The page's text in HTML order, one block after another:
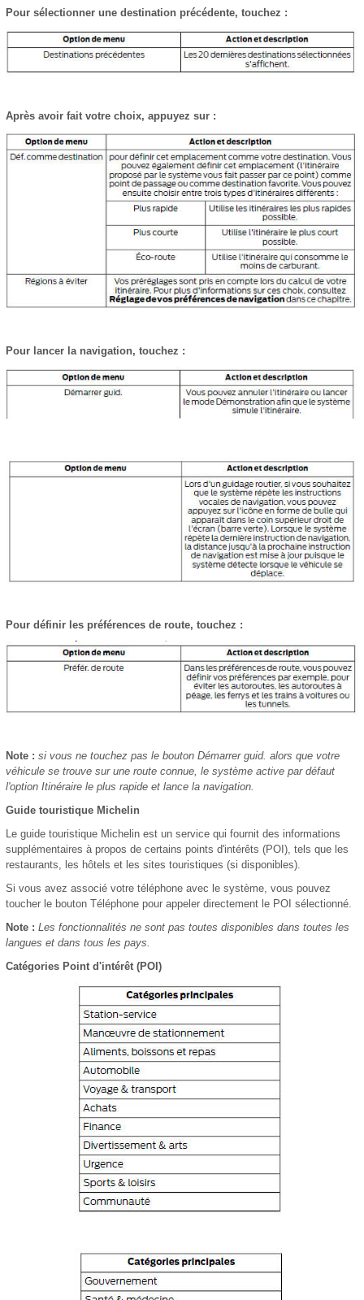
Pour sélectionner une destination précédente, touchez :
Après avoir fait votre choix, appuyez sur :
Pour lancer la navigation, touchez :
Pour définir les préférences de route, touchez :
Note : si vous ne touchez pas le bouton Démarrer guid. alors que votre
véhicule se trouve sur une route connue, le système active par défaut
l'option Itinéraire le plus rapide et lance la navigation.
Guide touristique Michelin
Le guide touristique Michelin est un service qui fournit des informations
supplémentaires à propos de certains points d'intérêts (POI), tels que les
restaurants, les hôtels et les sites touristiques (si disponibles).
Si vous avez associé votre téléphone avec le système, vous pouvez
toucher le bouton Téléphone pour appeler directement le POI sélectionné.
Note : Les fonctionnalités ne sont pas toutes disponibles dans toutes les
langues et dans tous les pays.
Catégories Point d'intérêt (POI)